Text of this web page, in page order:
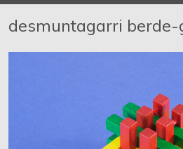
desmuntagarri